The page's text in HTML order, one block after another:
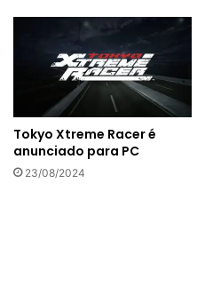
Tokyo Xtreme Racer é
anunciado para PC
23/08/2024